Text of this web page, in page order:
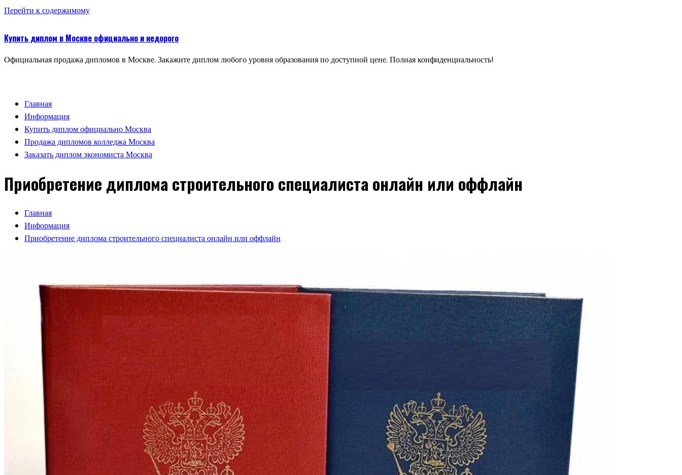
Перейти к содержимому
Купить диплом в Москве официально и недорого
Официальная продажа дипломов в Москве. Закажите диплом любого уровня образования по доступной цене. Полная конфиденциальность!
Главная
Информация
Купить диплом официально Москва
Продажа дипломов колледжа Москва
Заказать диплом экономиста Москва
Приобретение диплома строительного специалиста онлайн или оффлайн
Главная
Информация
Приобретение диплома строительного специалиста онлайн или оффлайн